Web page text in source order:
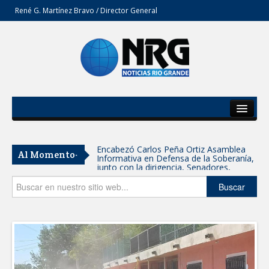
René G. Martínez Bravo / Director General
Del Estado
Secciones
Opinión
Al Momento- Encabezó Carlos Peña Ortiz Asamblea
Informativa en Defensa de la Soberanía,
junto con la dirigencia, Senadores,
Diputados y Consejeros de MORENA
Tamaulipas participa en Jornada
Nacional de Reforestación; se plantarán
SE SUMA GOBIERNO DE CARMEN LILIA
CANTUROSAS A JORNADA NACIONAL
DE REFORESTACIÓN
Reynosa refrenda su fuerza morenista:
alrededor de 5 mil personas se suman a
Buscar